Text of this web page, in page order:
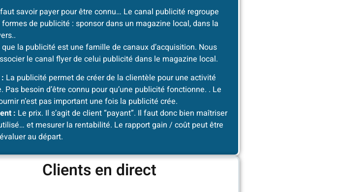
savoir payer pour être connu… Le canal publicité regroupe
de publicité : sponsor dans un magazine local, dans la
la publicité est une famille de canaux d’acquisition. Nous
le canal flyer de celui publicité dans le magazine local.
La publicité permet de créer de la clientèle pour une activité
Pas besoin d’être connu pour qu’une publicité fonctionne. . Le
n’est pas important une fois la publicité crée.
: Le prix. Il s’agit de client “payant”. Il faut donc bien maîtriser
et mesurer la rentabilité. Le rapport gain / coût peut être
au départ.
Clients en direct